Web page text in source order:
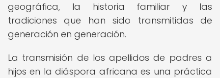
geográfica, la historia familiar y las
tradiciones que han sido transmitidas de
generación en generación.
La transmisión de los apellidos de padres a
hijos en la diáspora africana es una práctica